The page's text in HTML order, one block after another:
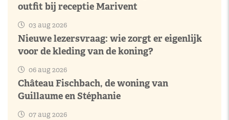
outfit bij receptie Marivent
03 aug 2026
Nieuwe lezersvraag: wie zorgt er eigenlijk
voor de kleding van de koning?
06 aug 2026
Château Fischbach, de woning van
Guillaume en Stéphanie
07 aug 2026